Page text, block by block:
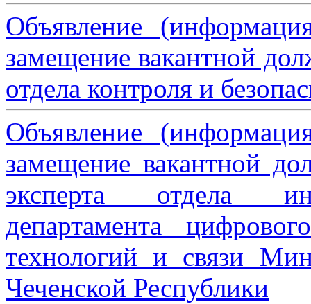
Объявление
замещение вакантной
отдела контроля и
Объявление
замещение вакантной
эксперта отдела
департамента
технологий и связи
Чеченской Республики